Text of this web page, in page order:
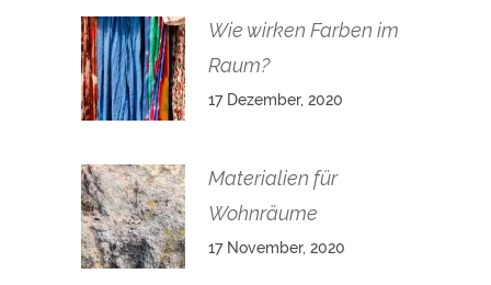
Wie wirken Farben im
Raum?
17 Dezember, 2020
Materialien für
Wohnräume
17 November, 2020